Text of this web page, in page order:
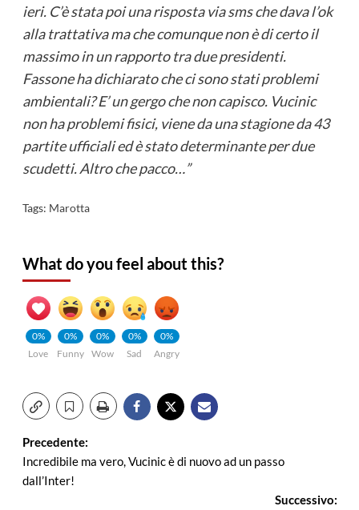
ieri. C’è stata poi una risposta via sms che dava l’ok
alla trattativa ma che comunque non è di certo il
massimo in un rapporto tra due presidenti.
Fassone ha dichiarato che ci sono stati problemi
ambientali? E’ un gergo che non capisco. Vucinic
non ha problemi fisici, viene da una stagione da 43
partite ufficiali ed è stato determinante per due
scudetti. Altro che pacco…”
Tags: Marotta
What do you feel about this?
0%
Love
0%
Funny
0%
Wow
0%
Sad
0%
Angry
Navigazione
articolo
Precedente:
Incredibile ma vero, Vucinic è di nuovo ad un passo
dall’Inter!
Successivo: